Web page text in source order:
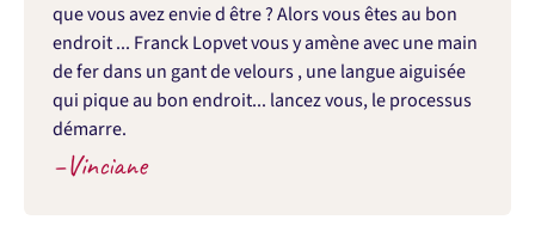
que vous avez envie d être ? Alors vous êtes au bon
endroit ... Franck Lopvet vous y amène avec une main
de fer dans un gant de velours , une langue aiguisée
qui pique au bon endroit... lancez vous, le processus
démarre.
–Vinciane